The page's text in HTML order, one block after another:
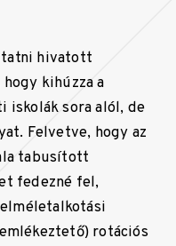
hivatott
kihúzza a
iskolák sora alól, de
Felvetve, hogy az
tabusított
fedezné fel,
rotációs